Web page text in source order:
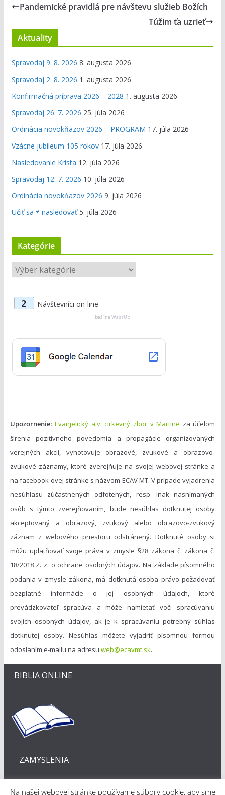
Pandemické pravidlá pre návštevu služieb Božích
Túžim ťa uzrieť
Aktuality
Spravodaj 9. 8. 2026 8. augusta 2026
Spravodaj 2. 8. 2026 1. augusta 2026
Konfirmačná príprava 2026 – 2028 1. augusta 2026
Spravodaj 26. 7. 2026 25. júla 2026
Ordinácia novokňazov 2026 – PROGRAM 17. júla 2026
Vzácne jubileum 105 rokov 17. júla 2026
Nasledovanie Krista 12. júla 2026
Spravodaj 12. 7. 2026 10. júla 2026
Ordinácia novokňazov 2026 9. júla 2026
Učiť sa ≠ nasledovať 5. júla 2026
Kategórie
K
a
r
2 Návštevníci on-line
beží na WassUp
Upozornenie: Evanjelický a.v. cirkevný zbor v Martine za účelom
šírenia pozitívneho povedomia a propagácie organizovaných
verejných akcií, vyhotovuje obrazové, zvukové a obrazovo-
zvukové záznamy, ktoré zverejňuje na svojej webovej stránke a
na facebook-ovej stránke s názvom ECAV MT. V prípade vyjadrenia
nesúhlasu zúčastnených odfotených, resp. inak nasnímaných
osôb s týmto zverejňovaním, bude nesúhlas dotknutej osoby
akceptovaný a obrazový, zvukový alebo obrazovo-zvukový
záznam z webového priestoru odstránený. Dotknuté osoby si
môžu uplatňovať svoje práva v zmysle §28 zákona č. zákona č.
18/2018 Z. z. o ochrane osobných údajov. Na základe písomného
podania v zmysle zákona, má dotknutá osoba právo požadovať
bezplatné informácie o jej osobných údajoch, ktoré
prevádzkovateľ spracúva a môže namietať voči spracúvaniu
svojich osobných údajov, ak je k spracúvaniu potrebný súhlas
dotknutej osoby. Nesúhlas môžete vyjadriť písomnou formou
odoslaním e-mailu na adresu web@ecavmt.sk.
BIBLIA ONLINE
ZAMYSLENIA
Na našej webovej stránke používame súbory cookie, aby sme